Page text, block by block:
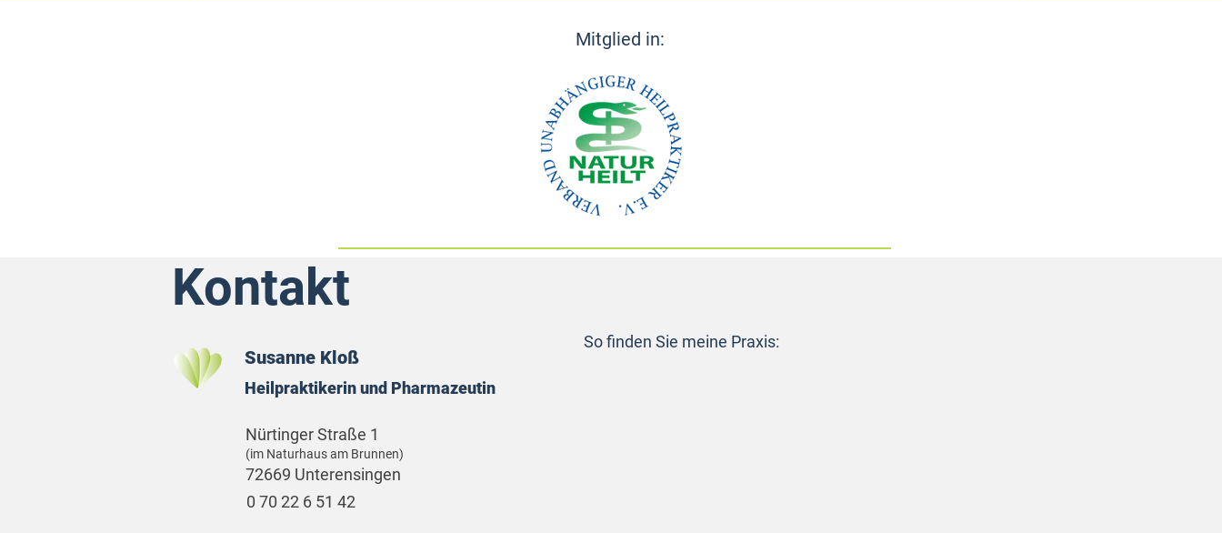
Mitglied in:
Kontakt
Susanne Kloß
Heilpraktikerin und Pharmazeutin
Nürtinger Straße 1
(im Naturhaus am Brunnen)
72669 Unterensingen
0 70 22 6 51 42
So finden Sie meine Praxis: